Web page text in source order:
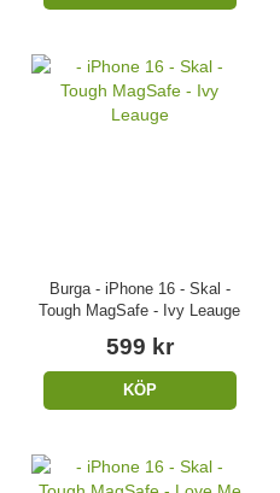
Burga - iPhone 16 - Skal -
Tough MagSafe - Ivy Leauge
599 kr
KÖP